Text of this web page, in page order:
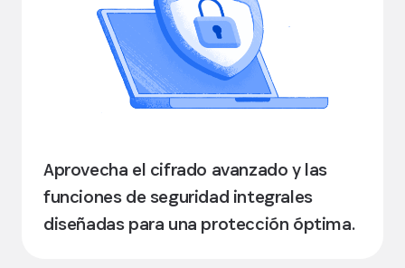
Aprovecha el cifrado avanzado y las
funciones de seguridad integrales
diseñadas para una protección óptima.